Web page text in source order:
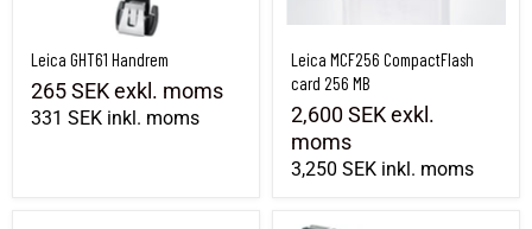
Leica GHT61 Handrem
265 SEKexkl. moms
331 SEK inkl. moms
Leica MCF256 CompactFlash
card 256 MB
2,600 SEKexkl.
moms
3,250 SEK inkl. moms